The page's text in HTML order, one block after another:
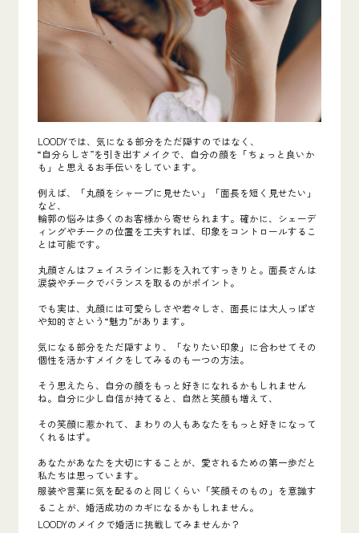
LOODYでは、気になる部分をただ隠すのではなく、
“自分らしさ”を引き出すメイクで、自分の顔を「ちょっと良いか
も」と思えるお手伝いをしています。
例えば、「丸顔をシャープに見せたい」「面長を短く見せたい」
など、
輪郭の悩みは多くのお客様から寄せられます。確かに、シェーデ
ィングやチークの位置を工夫すれば、印象をコントロールするこ
とは可能です。
丸顔さんはフェイスラインに影を入れてすっきりと。面長さんは
涙袋やチークでバランスを取るのがポイント。
でも実は、丸顔には可愛らしさや若々しさ、面長には大人っぽさ
や知的さという“魅力”があります。
気になる部分をただ隠すより、「なりたい印象」に合わせてその
個性を活かすメイクをしてみるのも一つの方法。
そう思えたら、自分の顔をもっと好きになれるかもしれません
ね。自分に少し自信が持てると、自然と笑顔も増えて、
その笑顔に惹かれて、まわりの人もあなたをもっと好きになって
くれるはず。
あなたがあなたを大切にすることが、愛されるための第一歩だと
私たちは思っています。
服装や言葉に気を配るのと同じくらい「笑顔そのもの」を意識す
ることが、婚活成功のカギになるかもしれません。
LOODYのメイクで婚活に挑戦してみませんか？